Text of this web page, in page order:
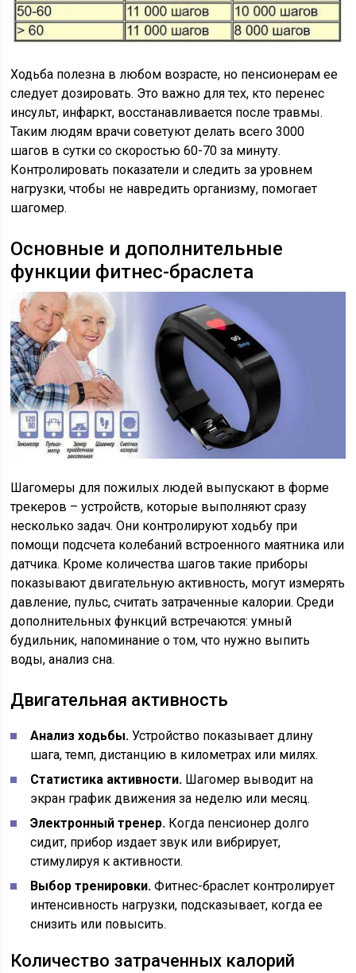
Ходьба полезна в любом возрасте, но пенсионерам ее
следует дозировать. Это важно для тех, кто перенес
инсульт, инфаркт, восстанавливается после травмы.
Таким людям врачи советуют делать всего 3000
шагов в сутки со скоростью 60-70 за минуту.
Контролировать показатели и следить за уровнем
нагрузки, чтобы не навредить организму, помогает
шагомер.
Основные и дополнительные
функции фитнес-браслета
Шагомеры для пожилых людей выпускают в форме
трекеров – устройств, которые выполняют сразу
несколько задач. Они контролируют ходьбу при
помощи подсчета колебаний встроенного маятника или
датчика. Кроме количества шагов такие приборы
показывают двигательную активность, могут измерять
давление, пульс, считать затраченные калории. Среди
дополнительных функций встречаются: умный
будильник, напоминание о том, что нужно выпить
воды, анализ сна.
Двигательная активность
Анализ ходьбы.Устройство показывает длину
шага, темп, дистанцию в километрах или милях.
Статистика активности. Шагомер выводит на
экран график движения за неделю или месяц.
Электронный тренер. Когда пенсионер долго
сидит, прибор издает звук или вибрирует,
стимулируя к активности.
Выбор тренировки.Фитнес-браслет контролирует
интенсивность нагрузки, подсказывает, когда ее
снизить или повысить.
Количество затраченных калорий